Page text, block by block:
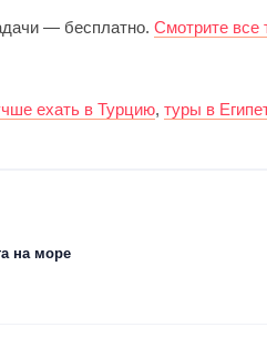
— бесплатно. Смотрите все
ехать в Турцию, туры в Египет
на море